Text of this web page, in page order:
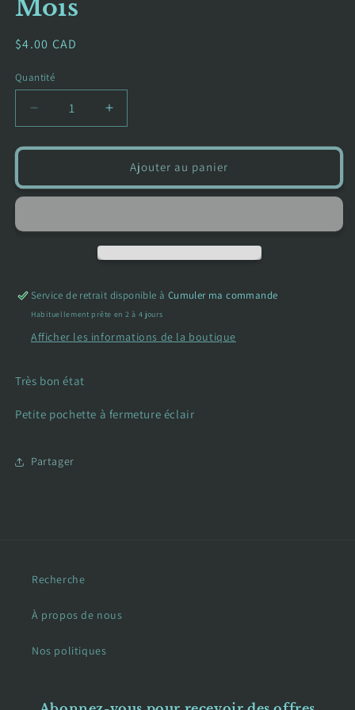
Mois
Prix
$4.00 CAD
Quantité
Réduire
la
quantité
à
longues
Carter&#39;s
18
Mois
Augmenter
la
quantité
à
longues
-
Carter&#39;s
18
Mois
Ajouter au panier
Service de retrait disponible à Cumuler ma commande
Habituellement prête en 2 à 4 jours
Afficher les informations de la boutique
Très bon état
Petite pochette à fermeture éclair
Partager
Recherche
À propos de nous
Nos politiques